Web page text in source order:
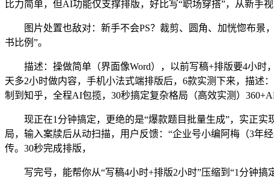
比力简单，但AI功能仅支撑排版，好比写“职场穿搭”，从新手
图片处置也敌对：新手不会PS？裁剪、圆角、加恍惚布景，
书比例”。
描述：操做简单（界面像Word），以前写稿+排版要4小时，
天多2小时做内容，手机小法式端排版后，6款实测下来，描述
制到知乎，全程AI包揽，30秒搞定复杂格局（高效实测）
现正在1分钟搞定，更绝的是“爆款题目批量生成”，实正实
局，输入案牍后从动扫描，用户反馈：“企业号小编阿梅（3年
传。30秒完成排版，
写完号，能帮你从“写稿4小时+排版2小时”压缩到“1分钟搞